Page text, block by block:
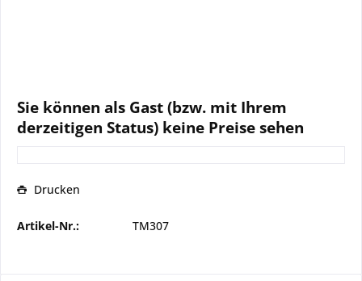
Sie können als Gast (bzw. mit Ihrem
derzeitigen Status) keine Preise sehen
Drucken
Artikel-Nr.: TM307